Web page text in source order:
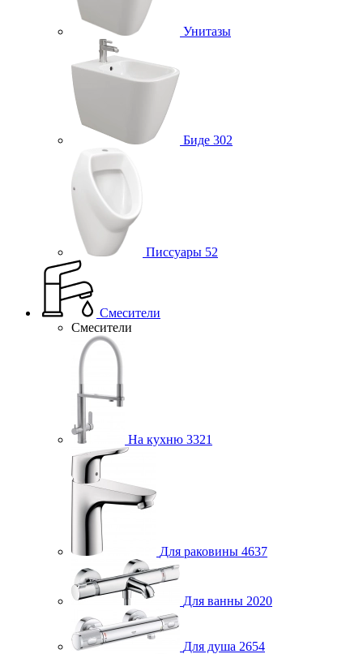
Унитазы
Биде 302
Писсуары 52
Смесители
Смесители
На кухню 3321
Для раковины 4637
Для ванны 2020
Для душа 2654